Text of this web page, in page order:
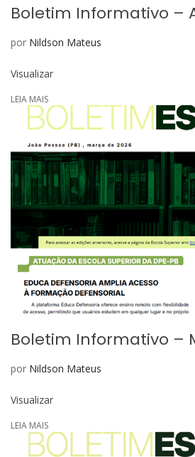
Boletim Informativo –
por Nildson Mateus
Visualizar
LEIA MAIS
Boletim Informativo –
por Nildson Mateus
Visualizar
LEIA MAIS